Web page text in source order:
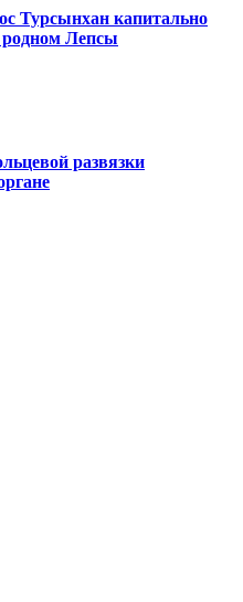
Турсынхан капитально
родном Лепсы
развязки